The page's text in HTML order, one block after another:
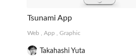
Tsunami App
Web App Graphic
Takahashi Yuta